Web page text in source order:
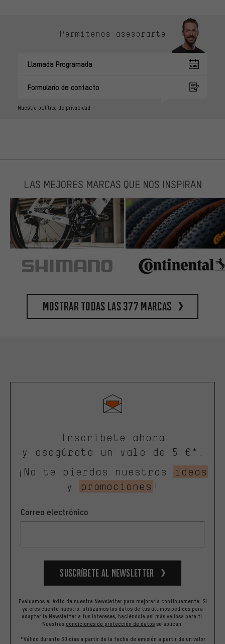
Permítenos asesorarte
Llamada Programada
Formulario de contacto
Nuestra política de privacidad
LAS MEJORES MARCAS QUE NOS INSPIRAN
Mostrar todas las 377 marcas
Inscríbete ahora
y asegúrate un vale de 5 €*.
¡No te pierdas nuestras
ideas
y
promociones !
Correo electrónico
Suscríbete al newsletter
Evaluamos el éxito de nuestra Newsletter para mejorarla continuamente. Si
ya eres cliente nuestro, utilizamos los datos de tus últimos pedidos para
adaptar la Newsletter a tus intereses, haciéndola así más valiosa para ti.
Nuestras condiciones de protección de datos se aplican.
*Válido durante 30 días a partir de la fecha de emisión a partir de un valor